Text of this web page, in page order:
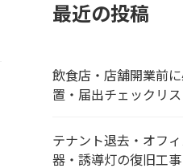
最近の投稿
飲食店・店舗開業前
置・届出チェックリス
テナント退去・オフ
器・誘導灯の復旧工事